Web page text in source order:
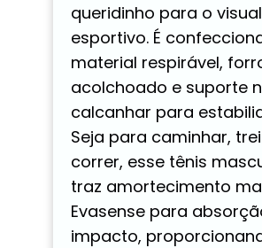
queridinho para o visual
esportivo. É
material respirável,
acolchoado e suporte
calcanhar para
Seja para caminhar,
correr, esse tênis
traz amortecimento
Evasense para
impacto,